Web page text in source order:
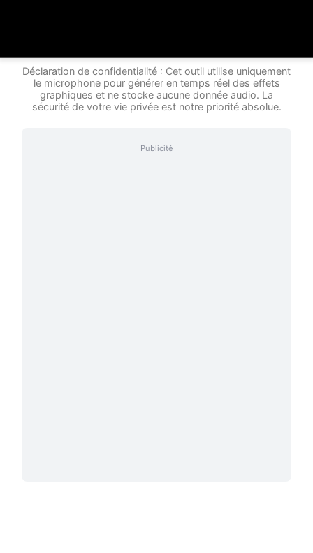
Déclaration de confidentialité : Cet outil utilise uniquement
le microphone pour générer en temps réel des effets
graphiques et ne stocke aucune donnée audio. La
sécurité de votre vie privée est notre priorité absolue.
Publicité